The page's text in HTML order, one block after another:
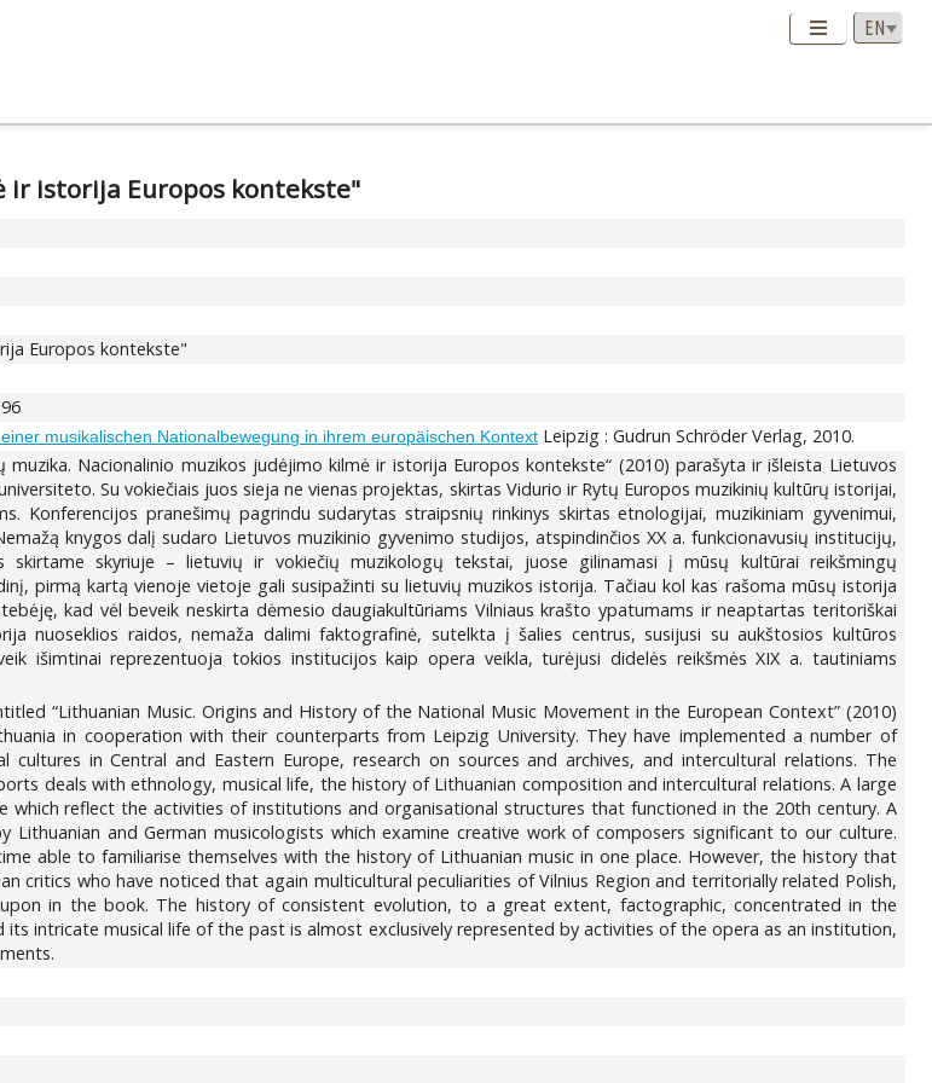
ir istorija Europos kontekste"
Europos kontekste"
musikalischen Nationalbewegung in ihrem europäischen Kontext Leipzig : Gudrun Schröder Verlag, 2010.
Nacionalinio muzikos judėjimo kilmė ir istorija Europos kontekste“ (2010) parašyta ir išleista Lietuvos
Su vokiečiais juos sieja ne vienas projektas, skirtas Vidurio ir Rytų Europos muzikinių kultūrų istorijai,
Konferencijos pranešimų pagrindu sudarytas straipsnių rinkinys skirtas etnologijai, muzikiniam gyvenimui,
knygos dalį sudaro Lietuvos muzikinio gyvenimo studijos, atspindinčios XX a. funkcionavusių institucijų,
skirtame skyriuje – lietuvių ir vokiečių muzikologų tekstai, juose gilinamasi į mūsų kultūrai reikšmingų
pirmą kartą vienoje vietoje gali susipažinti su lietuvių muzikos istorija. Tačiau kol kas rašoma mūsų istorija
kad vėl beveik neskirta dėmesio daugiakultūriams Vilniaus krašto ypatumams ir neaptartas teritoriškai
nuoseklios raidos, nemaža dalimi faktografinė, sutelkta į šalies centrus, susijusi su aukštosios kultūros
išimtinai reprezentuoja tokios institucijos kaip opera veikla, turėjusi didelės reikšmės XIX a. tautiniams
“Lithuanian Music. Origins and History of the National Music Movement in the European Context” (2010)
in cooperation with their counterparts from Leipzig University. They have implemented a number of
in Central and Eastern Europe, research on sources and archives, and intercultural relations. The
deals with ethnology, musical life, the history of Lithuanian composition and intercultural relations. A large
which reflect the activities of institutions and organisational structures that functioned in the 20th century. A
and German musicologists which examine creative work of composers significant to our culture.
able to familiarise themselves with the history of Lithuanian music in one place. However, the history that
critics who have noticed that again multicultural peculiarities of Vilnius Region and territorially related Polish,
upon in the book. The history of consistent evolution, to a great extent, factographic, concentrated in the
intricate musical life of the past is almost exclusively represented by activities of the opera as an institution,